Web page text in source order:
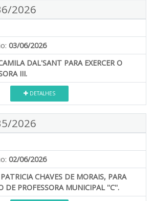
2026
03/06/2026
DAL'SANT PARA EXERCER O
III.
DETALHES
2026
02/06/2026
CHAVES DE MORAIS, PARA
DE PROFESSORA MUNICIPAL ''C''.